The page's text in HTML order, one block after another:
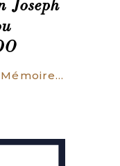
Joseph
Le visiteur du Pauvre; Mémoire qui a remporté le prix proposé par l’Académie de Lyon (…).